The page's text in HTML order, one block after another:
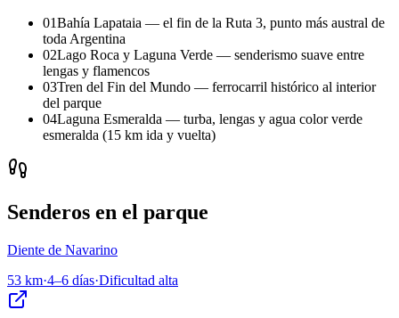
01Bahía Lapataia — el fin de la Ruta 3, punto más austral de
toda Argentina
02Lago Roca y Laguna Verde — senderismo suave entre
lengas y flamencos
03Tren del Fin del Mundo — ferrocarril histórico al interior
del parque
04Laguna Esmeralda — turba, lengas y agua color verde
esmeralda (15 km ida y vuelta)
Senderos en el parque
Diente de Navarino
53 km·4–6 días·Dificultad alta